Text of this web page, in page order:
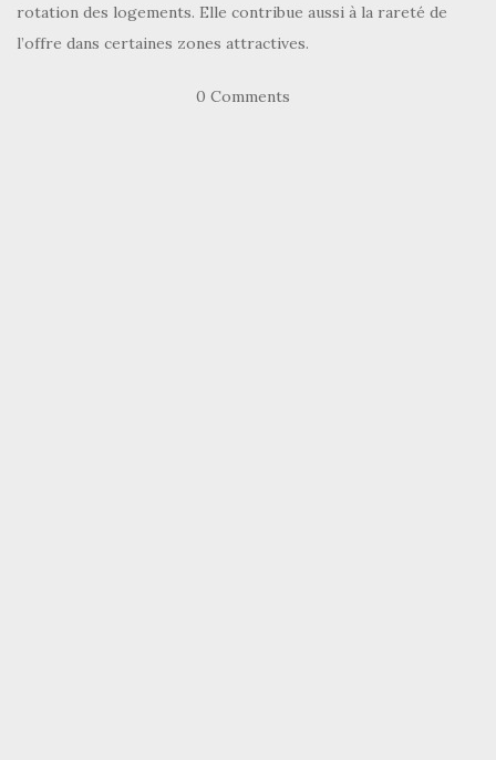
rotation des logements. Elle contribue aussi à la rareté de
l’offre dans certaines zones attractives.
0 Comments